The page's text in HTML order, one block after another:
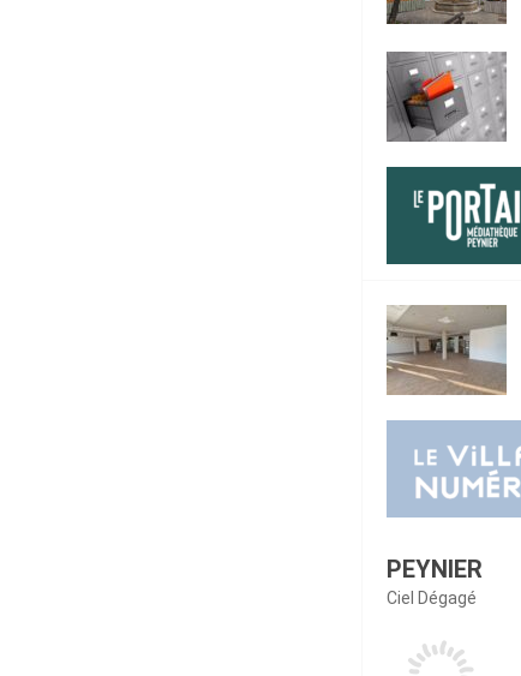
PEYNIER
Ciel Dégagé